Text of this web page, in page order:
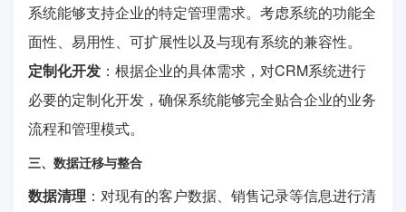
系统能够支持企业的特定管理需求。考虑系统的功能全
面性、易用性、可扩展性以及与现有系统的兼容性。
定制化开发 ：根据企业的具体需求，对CRM系统进行
必要的定制化开发，确保系统能够完全贴合企业的业务
流程和管理模式。
三、数据迁移与整合
数据清理 ：对现有的客户数据、销售记录等信息进行清